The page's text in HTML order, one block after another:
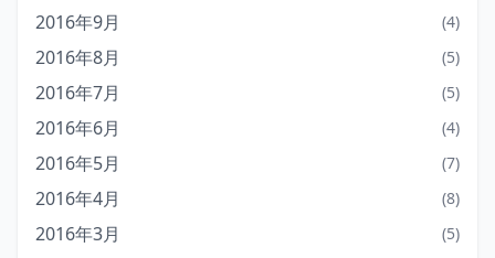
2016年9月 (4)
2016年8月 (5)
2016年7月 (5)
2016年6月 (4)
2016年5月 (7)
2016年4月 (8)
2016年3月 (5)